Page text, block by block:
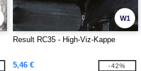
W1
Result RC35 - High-Viz-Kappe
5,46 € -42%